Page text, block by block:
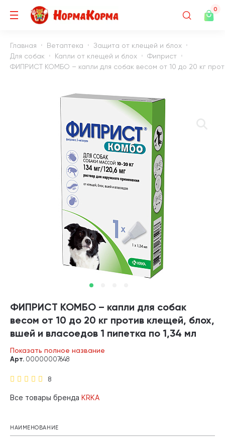
0
Главная Ветаптека
Защита от клещей и блох
Для собак
Капли от клещей и блох
Фиприст
ФИПРИСТ КОМБО – капли для собак весом от 10 до 20 кг
ФИПРИСТ КОМБО – капли для собак
весом от 10 до 20 кг против клещей, блох,
вшей и власоедов 1 пипетка по 1,34 мл
KRKA (1 пипетка)
Показать полное название
8
Арт. 00000007648
Все товары бренда KRKA
НАИМЕНОВАНИЕ